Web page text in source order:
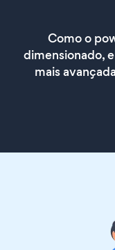
Como o
dimensionado,
mais